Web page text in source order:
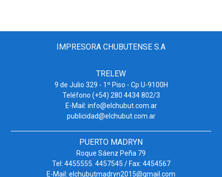
IMPRESORA CHUBUTENSE S.A
TRELEW
9 de Julio 329 - 1º Piso - Cp U-9100H
Teléfono (+54) 280 4434 802/3
E-Mail: info@elchubut.com.ar
publicidad@elchubut.com.ar
PUERTO MADRYN
Roque Sáenz Peña 79
Tel: 4455555. 4457545 / Fax: 4454567
E-Mail: elchubutmadryn2015@gmail.com